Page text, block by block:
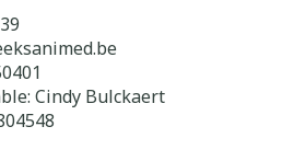
Cindy Bulckaert